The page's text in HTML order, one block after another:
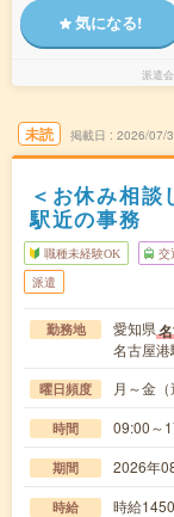
気になる!
派遣
未読 掲載日 2026/07/
＜お休み相
駅近の事務
職種未経験OK 交
派遣
勤務地 愛知県
名古屋
曜日頻度 月～金
時間 09:00～
期間 2026年
時給 時給